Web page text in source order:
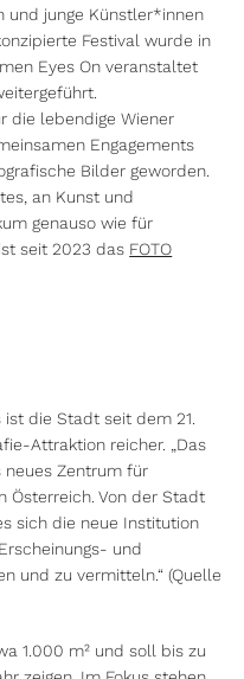
und junge Künstler*innen
Festival wurde in
Eyes On veranstaltet
die lebendige Wiener
Engagements
Bilder geworden.
an Kunst und
genauso wie für
seit 2023 das FOTO
die Stadt seit dem 21.
Attraktion reicher. „Das
neues Zentrum für
Österreich. Von der Stadt
sich die neue Institution
und
und zu vermitteln.“ (Quelle
1.000 m² und soll bis zu